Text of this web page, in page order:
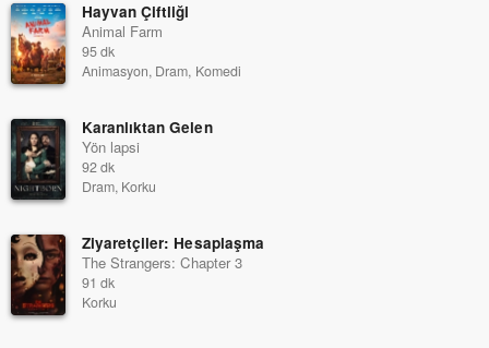
Hayvan Çiftliği
Animal Farm
95 dk
Animasyon, Dram, Komedi
Karanlıktan Gelen
Yön lapsi
92 dk
Dram, Korku
Ziyaretçiler: Hesaplaşma
The Strangers: Chapter 3
91 dk
Korku